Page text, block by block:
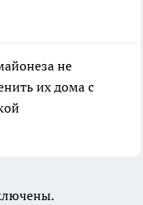
не
их дома с